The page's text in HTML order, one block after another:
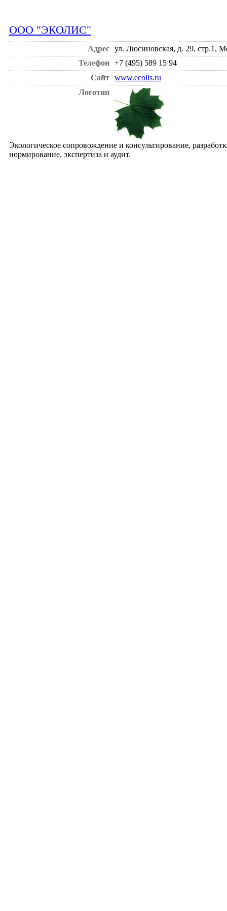
ООО "ЭКОЛИС"
Адрес
ул. Люсиновская, д. 29, стр.1,
Телефон
+7 (495) 589 15 94
Сайт
www.ecolis.ru
Логотип
Экологическое сопровождение и консультирование,
нормирование, экспертиза и аудит.